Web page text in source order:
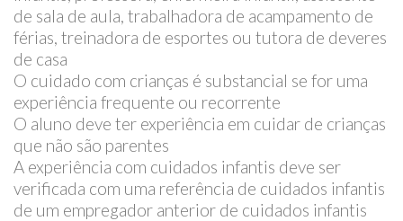
de sala de aula, trabalhadora de acampamento de
férias, treinadora de esportes ou tutora de deveres
de casa
O cuidado com crianças é substancial se for uma
experiência frequente ou recorrente
O aluno deve ter experiência em cuidar de crianças
que não são parentes
A experiência com cuidados infantis deve ser
verificada com uma referência de cuidados infantis
de um empregador anterior de cuidados infantis